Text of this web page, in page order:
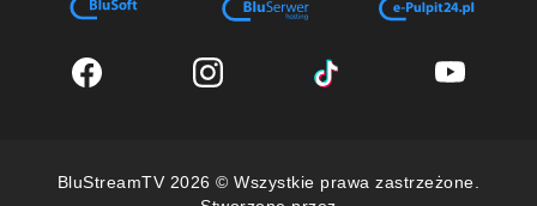
BluStreamTV 2026 © Wszystkie prawa zastrzeżone.